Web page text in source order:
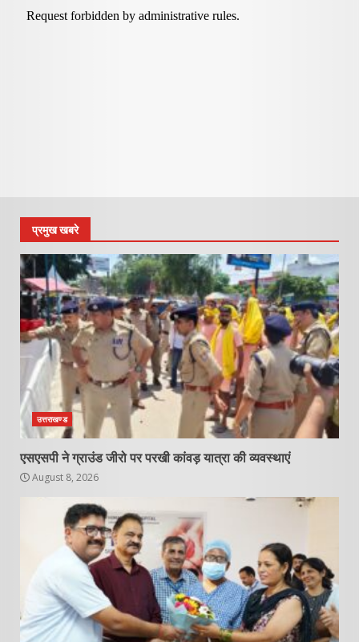
प्रमुख खबरे
उत्तराखण्ड
एसएसपी ने ग्राउंड जीरो पर परखी कांवड़ यात्रा की व्यवस्थाएं
August 8, 2026